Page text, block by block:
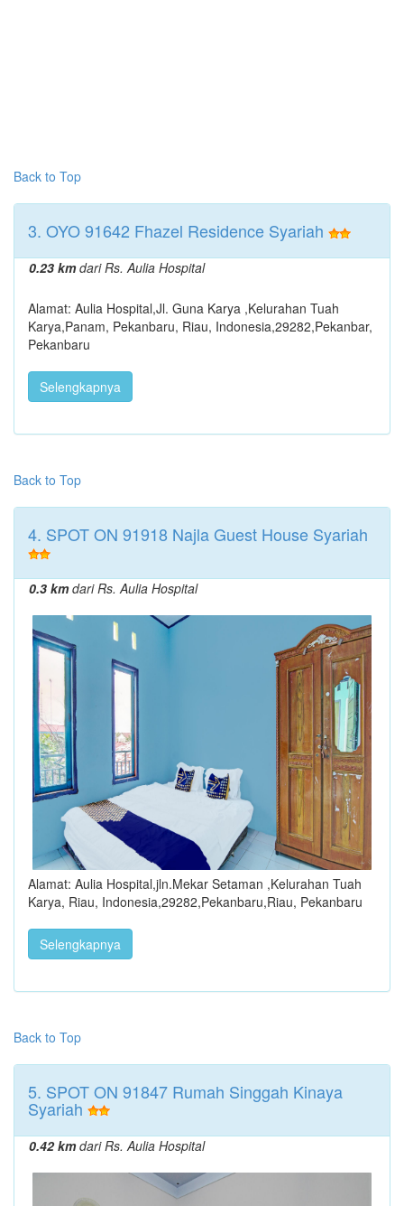
Back to Top
3. OYO 91642 Fhazel Residence Syariah
0.23 kmdari Rs. Aulia Hospital
Alamat: Aulia Hospital,Jl. Guna Karya ,Kelurahan Tuah
Karya,Panam, Pekanbaru, Riau, Indonesia,29282,Pekanbar,
Pekanbaru
Selengkapnya
Back to Top
4. SPOT ON 91918 Najla Guest House Syariah
0.3 kmdari Rs. Aulia Hospital
Alamat: Aulia Hospital,jln.Mekar Setaman ,Kelurahan Tuah
Karya, Riau, Indonesia,29282,Pekanbaru,Riau, Pekanbaru
Selengkapnya
Back to Top
5. SPOT ON 91847 Rumah Singgah Kinaya
Syariah
0.42 kmdari Rs. Aulia Hospital